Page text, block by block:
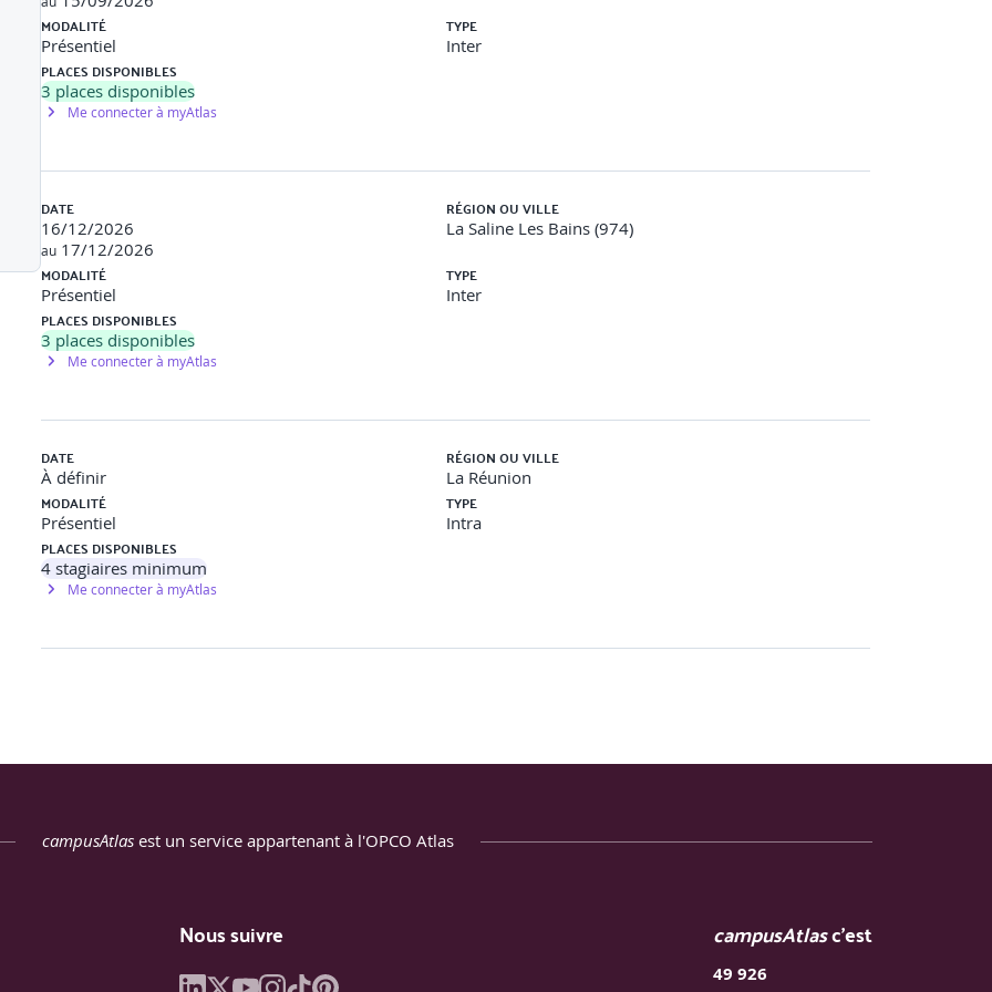
du danger
sous tension
MODALITÉ
Présentiel
TYPE
Inter
PLACES DISPONIBLES
3 places disponibles
Me connecter à myAtlas
DATE
16/12/2026
au 17/12/2026
RÉGION OU VILLE
La Saline Les Bains (974)
MODALITÉ
Présentiel
TYPE
Inter
PLACES DISPONIBLES
3 places disponibles
Me connecter à myAtlas
DATE
À définir
RÉGION OU VILLE
La Réunion
MODALITÉ
Présentiel
TYPE
Intra
PLACES DISPONIBLES
4stagiaires minimum
Me connecter à myAtlas
campusAtlas est un service appartenant à l'OPCO Atlas
Nous suivre campusAtlasc'est
49 926